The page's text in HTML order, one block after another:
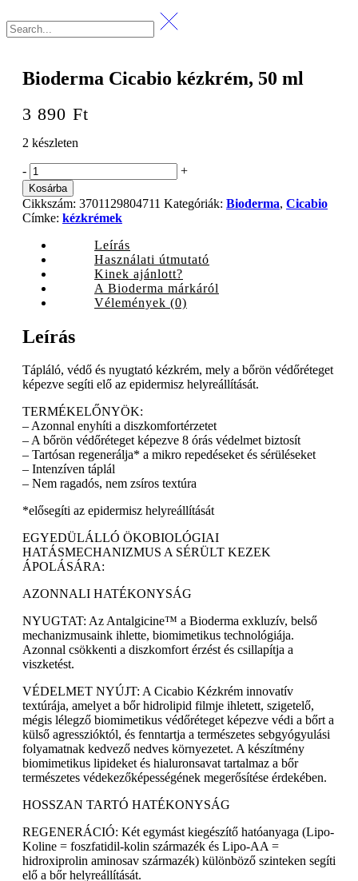
Bioderma Cicabio kézkrém, 50 ml
3 890 Ft
2 készleten
Bioderma
Cicabio
kézkrém,
50
ml
quantity
- +
Kosárba
Cikkszám: 3701129804711 Kategóriák: Bioderma, Cicabio
Címke: kézkrémek
Leírás
Használati útmutató
Kinek ajánlott?
A Bioderma márkáról
Vélemények (0)
Leírás
Tápláló, védő és nyugtató kézkrém, mely a bőrön védőréteget
képezve segíti elő az epidermisz helyreállítását.
TERMÉKELŐNYÖK:
– Azonnal enyhíti a diszkomfortérzetet
– A bőrön védőréteget képezve 8 órás védelmet biztosít
– Tartósan regenerálja* a mikro repedéseket és sérüléseket
– Intenzíven táplál
– Nem ragadós, nem zsíros textúra
*elősegíti az epidermisz helyreállítását
EGYEDÜLÁLLÓ ÖKOBIOLÓGIAI
HATÁSMECHANIZMUS A SÉRÜLT KEZEK
ÁPOLÁSÁRA:
AZONNALI HATÉKONYSÁG
NYUGTAT: Az Antalgicine™ a Bioderma exkluzív, belső
mechanizmusaink ihlette, biomimetikus technológiája.
Azonnal csökkenti a diszkomfort érzést és csillapítja a
viszketést.
VÉDELMET NYÚJT: A Cicabio Kézkrém innovatív
textúrája, amelyet a bőr hidrolipid filmje ihletett, szigetelő,
mégis lélegző biomimetikus védőréteget képezve védi a bőrt a
külső agresszióktól, és fenntartja a természetes sebgyógyulási
folyamatnak kedvező nedves környezetet. A készítmény
biomimetikus lipideket és hialuronsavat tartalmaz a bőr
természetes védekezőképességének megerősítése érdekében.
HOSSZAN TARTÓ HATÉKONYSÁG
REGENERÁCIÓ: Két egymást kiegészítő hatóanyaga (Lipo-
Koline = foszfatidil-kolin származék és Lipo-AA =
hidroxiprolin aminosav származék) különböző szinteken segíti
elő a bőr helyreállítását.